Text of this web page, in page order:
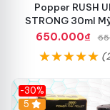
Popper RUSH
STRONG 30ml
Hãng Tăng
650.000₫
-30%
5